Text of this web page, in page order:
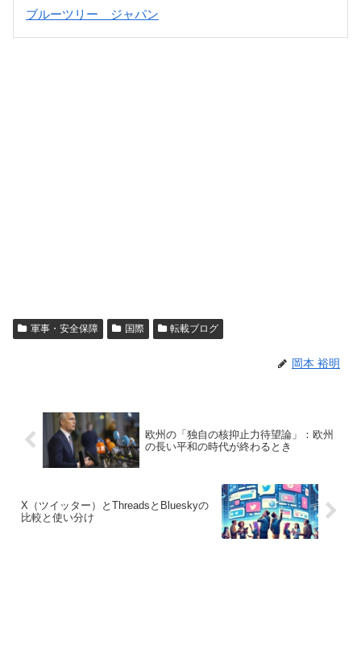
ブルーツリー ジャパン
軍事・安全保障 国際 転載ブログ
岡本 裕明
欧州の「独自の核抑止力待望論」：欧州
の長い平和の時代が終わるとき
X（ツイッター）とThreadsとBlueskyの
比較と使い分け